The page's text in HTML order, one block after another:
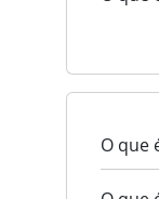
O que